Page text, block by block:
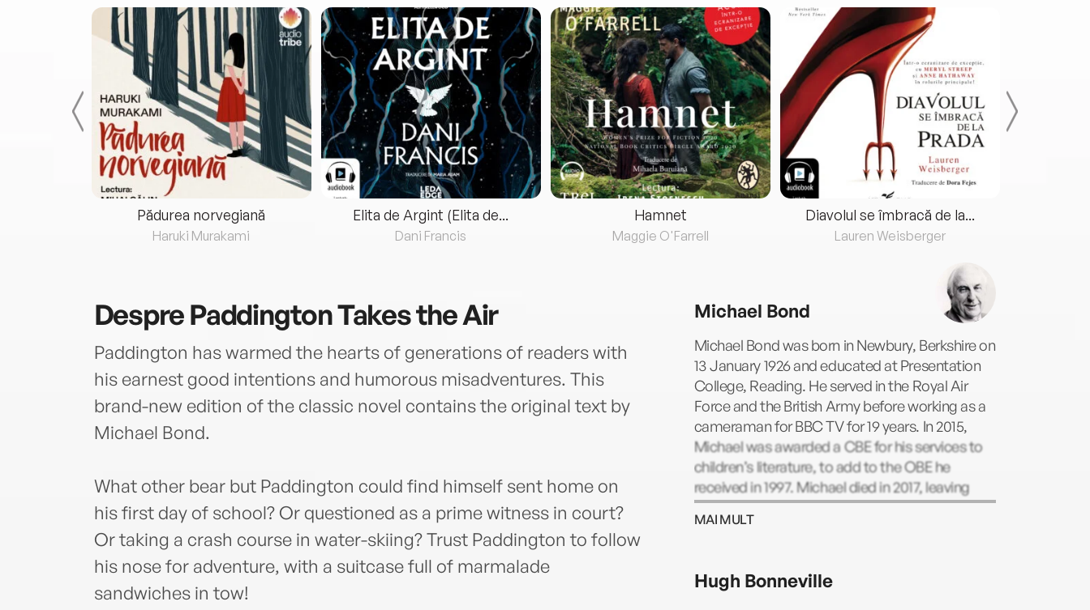
Pădurea norvegiană
Haruki Murakami
Elita de Argint (Elita de...
Dani Francis
Hamnet
Maggie O'Farrell
Diavolul se îmbracă de la...
Lauren Weisberger
DesprePaddington Takes the Air
Paddington has warmed the hearts of generations of readers with
his earnest good intentions and humorous misadventures. This
brand-new edition of the classic novel contains the original text by
Michael Bond.
What other bear but Paddington could find himself sent home on
his first day of school? Or questioned as a prime witness in court?
Or taking a crash course in water-skiing? Trust Paddington to follow
his nose for adventure, with a suitcase full of marmalade
sandwiches in tow!
Michael Bond
Michael Bond was born in Newbury, Berkshire on
13 January 1926 and educated at Presentation
College, Reading. He served in the Royal Air
Force and the British Army before working as a
cameraman for BBC TV for 19 years. In 2015,
Michael was awarded a CBE for his services to
children’s literature, to add to the OBE he
received in 1997. Michael died in 2017, leaving
behind one of the great literary legacies of our
time.
MAI MULT
Hugh Bonneville